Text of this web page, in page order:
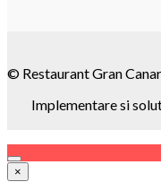
© Restaurant Gran
Implementare si
×